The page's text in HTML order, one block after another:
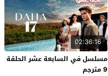
02:36:16
مسلسل في السابعة عشر الحلقة
9 مترجم